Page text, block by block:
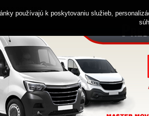
0914 238 482
používajú k poskytovaniu služieb,